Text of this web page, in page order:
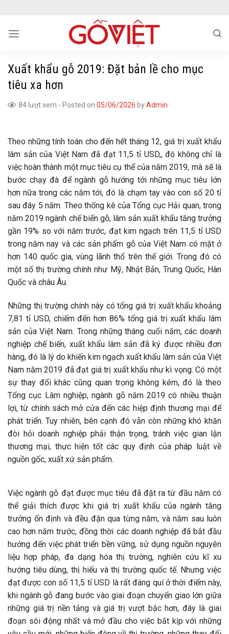
content
Xuất khẩu gỗ 2019: Đặt bản lề cho mục
tiêu xa hơn
84 lượt xem - Posted on 05/06/2026 byAdmin
Theo những tính toán cho đến hết tháng 12, giá trị xuất khẩu
lâm sản của Việt Nam đã đạt 11,5 tỉ USD,, đó không chỉ là
việc hoàn thành một mục tiêu cụ thể của năm 2019, mà sẽ là
bước chạy đà để ngành gỗ hướng tới những mục tiêu lớn
hơn nữa trong các năm tới, đó là chạm tay vào con số 20 tỉ
sau đây 5 năm. Theo thống kê của Tổng cục Hải quan, trong
năm 2019 ngành chế biến gỗ, lâm sản xuất khẩu tăng trưởng
gần 19% so với năm trước, đạt kim ngạch trên 11,5 tỉ USD
trong năm nay và các sản phẩm gỗ của Việt Nam có mặt ở
hơn 140 quốc gia, vùng lãnh thổ trên thế giới. Trong đó có
một số thị trường chính như Mỹ, Nhật Bản, Trung Quốc, Hàn
Quốc và châu Âu.
Những thị trường chính này có tổng giá trị xuất khẩu khoảng
7,81 tỉ USD, chiếm đến hơn 86% tổng giá trị xuất khẩu lâm
sản của Việt Nam. Trong những tháng cuối năm, các doanh
nghiệp chế biến, xuất khẩu lâm sản đã ký được nhiều đơn
hàng, đó là lý do khiến kim ngạch xuất khẩu lâm sản của Việt
Nam năm 2019 đã đạt giá trị xuất khẩu như kì vọng. Có một
sự thay đổi khác cũng quan trọng không kém, đó là theo
Tổng cục Lâm nghiệp, ngành gỗ năm 2019 có nhiều thuận
lợi, từ chính sách mở cửa đến các hiệp định thương mại để
phát triển. Tuy nhiên, bên cạnh đó vẫn còn những khó khăn
đòi hỏi doanh nghiệp phải thận trọng, tránh việc gian lận
thương mại, thực hiện tốt các quy định của pháp luật về
nguồn gốc, xuất xứ sản phẩm.
Việc ngành gỗ đạt được mục tiêu đã đặt ra từ đầu năm có
thể giải thích được khi giá trị xuất khẩu của ngành tăng
trưởng ổn định và đều đặn qua từng năm, và năm sau luôn
cao hơn năm trước, đồng thời các doanh nghiệp đã bắt đầu
hướng đến việc phát triển bền vững, sử dụng nguồn nguyên
liệu hợp pháp, đa dạng hóa thị trường, nghiên cứu kĩ xu
hướng tiêu dùng, thị hiếu và thị trường quốc tế. Nhưng việc
đạt được con số 11,5 tỉ USD là rất đáng quí ở thời điểm này,
khi ngành gỗ đang bước vào giai đoạn chuyển giao lớn giữa
những giá trị nền tảng và giá trị vượt bậc hơn, đây là giai
đoạn sôi động nhất và mở đầu cho việc bắt kịp với những